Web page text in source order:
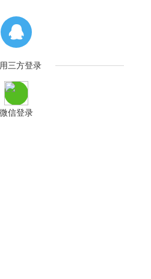
三方登录
微信登录